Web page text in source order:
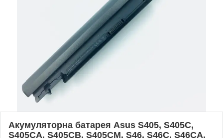
Акумуляторна батарея Asus S405, S405C,
S405CA, S405CB, S405CM, S46, S46C, S46CA,